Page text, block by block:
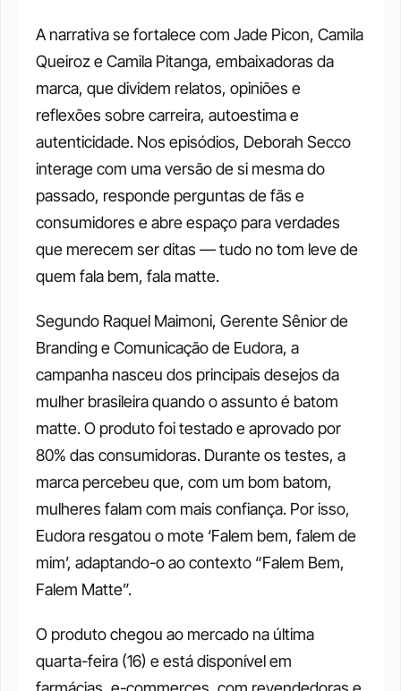
A narrativa se fortalece com Jade Picon, Camila
Queiroz e Camila Pitanga, embaixadoras da
marca, que dividem relatos, opiniões e
reflexões sobre carreira, autoestima e
autenticidade. Nos episódios, Deborah Secco
interage com uma versão de si mesma do
passado, responde perguntas de fãs e
consumidores e abre espaço para verdades
que merecem ser ditas — tudo no tom leve de
quem fala bem, fala matte.
Segundo Raquel Maimoni, Gerente Sênior de
Branding e Comunicação de Eudora, a
campanha nasceu dos principais desejos da
mulher brasileira quando o assunto é batom
matte. O produto foi testado e aprovado por
80% das consumidoras. Durante os testes, a
marca percebeu que, com um bom batom,
mulheres falam com mais confiança. Por isso,
Eudora resgatou o mote ‘Falem bem, falem de
mim’, adaptando-o ao contexto “Falem Bem,
Falem Matte”.
O produto chegou ao mercado na última
quarta-feira (16) e está disponível em